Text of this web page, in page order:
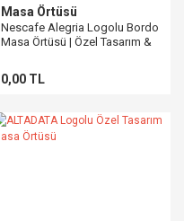
Masa Örtüsü
Nescafe Alegria Logolu Bordo
Masa Örtüsü | Özel Tasarım &
0,00 TL